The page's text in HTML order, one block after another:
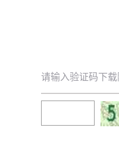
请输入验证码下